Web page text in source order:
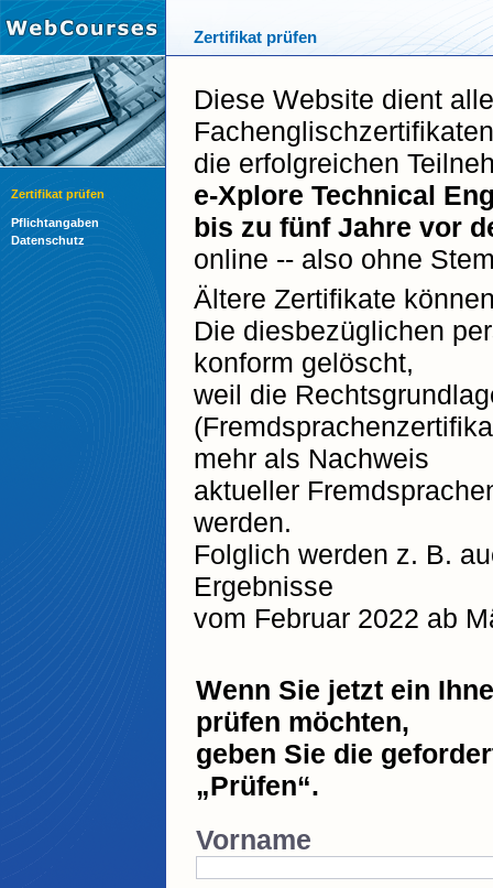
Zertifikat prüfen
Pflichtangaben
Datenschutz
Zertifikat prüfen
Diese Website dient
die erfolgreichen
e-Xplore Technical
bis zu fünf Jahre vor
online -- also ohne
Ältere Zertifikate
Die diesbezüglichen
konform gelöscht,
weil die
mehr als Nachweis
aktueller
werden.
Folglich werden z. B.
Ergebnisse
vom Februar 2022 ab
Wenn Sie jetzt ein
prüfen möchten,
geben Sie die
„Prüfen“.
Vorname